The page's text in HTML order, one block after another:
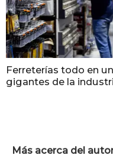
Ferreterías todo en
gigantes de la
Más acerca del